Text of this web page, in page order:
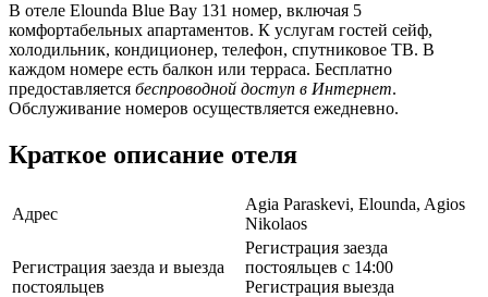
В отеле Elounda Blue Bay 131 номер, включая 5
комфортабельных апартаментов. К услугам гостей сейф,
холодильник, кондиционер, телефон, спутниковое ТВ. В
каждом номере есть балкон или терраса. Бесплатно
предоставляется беспроводной доступ в Интернет.
Обслуживание номеров осуществляется ежедневно.
Краткое описание отеля
Адрес
Agia Paraskevi, Elounda, Agios
Nikolaos
Регистрация заезда и выезда
постояльцев
Регистрация заезда
постояльцев с 14:00
Регистрация выезда